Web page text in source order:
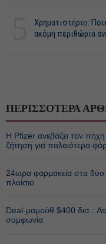
Χρηματιστήριο:
ακόμη περιθώρια
ΠΕΡΙΣΣΟΤΕΡΑ
Η Pfizer ανεβάζει τον
ζήτηση για παλαιότερα
24ωρα φαρμακεία στα
πλαίσιο
Deal-μαμούθ $400 δισ.:
συμφωνία